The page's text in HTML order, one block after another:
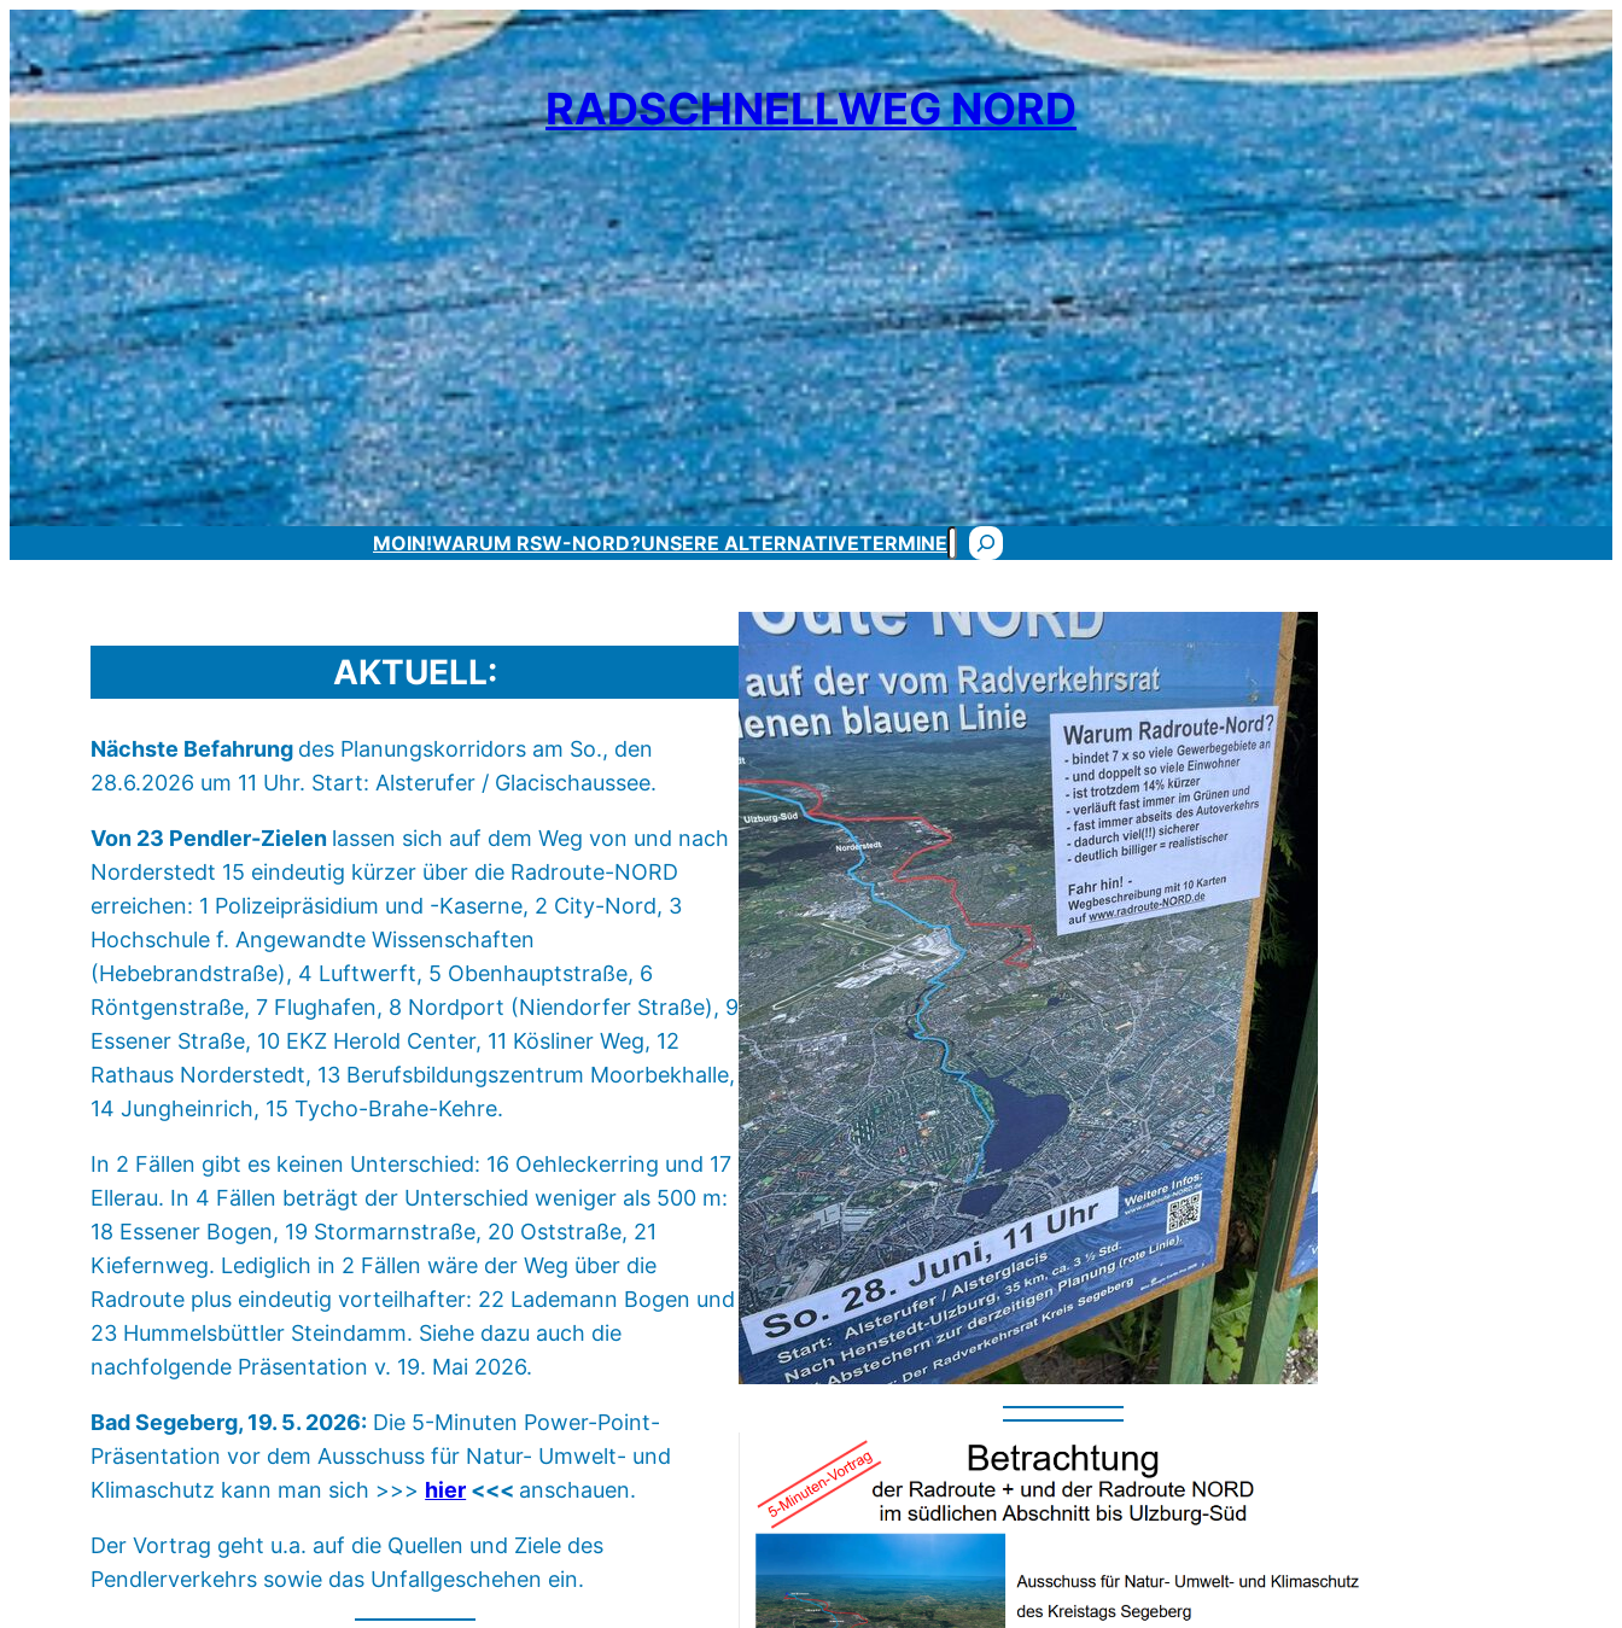
RADSCHNELLWEG NORD
MOIN!WARUM RSW-NORD?UNSERE ALTERNATIVETERMINE
AKTUELL:
Nächste Befahrung des Planungskorridors am So., den
28.6.2026 um 11 Uhr. Start: Alsterufer / Glacischaussee.
Von 23 Pendler-Zielen lassen sich auf dem Weg von und nach
Norderstedt 15 eindeutig kürzer über die Radroute-NORD
erreichen: 1 Polizeipräsidium und -Kaserne, 2 City-Nord, 3
Hochschule f. Angewandte Wissenschaften
(Hebebrandstraße), 4 Luftwerft, 5 Obenhauptstraße, 6
Röntgenstraße, 7 Flughafen, 8 Nordport (Niendorfer Straße), 9
Essener Straße, 10 EKZ Herold Center, 11 Kösliner Weg, 12
Rathaus Norderstedt, 13 Berufsbildungszentrum Moorbekhalle,
14 Jungheinrich, 15 Tycho-Brahe-Kehre.
In 2 Fällen gibt es keinen Unterschied: 16 Oehleckerring und 17
Ellerau. In 4 Fällen beträgt der Unterschied weniger als 500 m:
18 Essener Bogen, 19 Stormarnstraße, 20 Oststraße, 21
Kiefernweg. Lediglich in 2 Fällen wäre der Weg über die
Radroute plus eindeutig vorteilhafter: 22 Lademann Bogen und
23 Hummelsbüttler Steindamm. Siehe dazu auch die
nachfolgende Präsentation v. 19. Mai 2026.
Bad Segeberg, 19. 5. 2026: Die 5-Minuten Power-Point-
Präsentation vor dem Ausschuss für Natur- Umwelt- und
Klimaschutz kann man sich >>> hier <<< anschauen.
Der Vortrag geht u.a. auf die Quellen und Ziele des
Pendlerverkehrs sowie das Unfallgeschehen ein.